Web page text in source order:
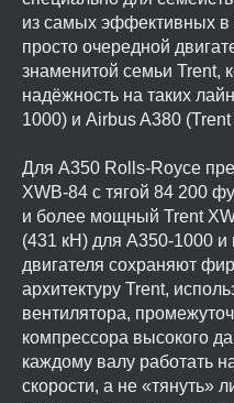
из самых эффективных в
просто очередной
знаменитой семьи Trent,
надёжность на таких
1000) и Airbus A380 (Trent
Для A350 Rolls-Royce
XWB-84 с тягой 84 200
и более мощный Trent
(431 кН) для A350-1000 и
двигателя сохраняют
архитектуру Trent,
вентилятора,
компрессора высокого
каждому валу работать
скорости, а не «тянуть»